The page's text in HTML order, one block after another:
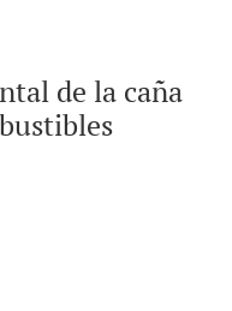
de la caña